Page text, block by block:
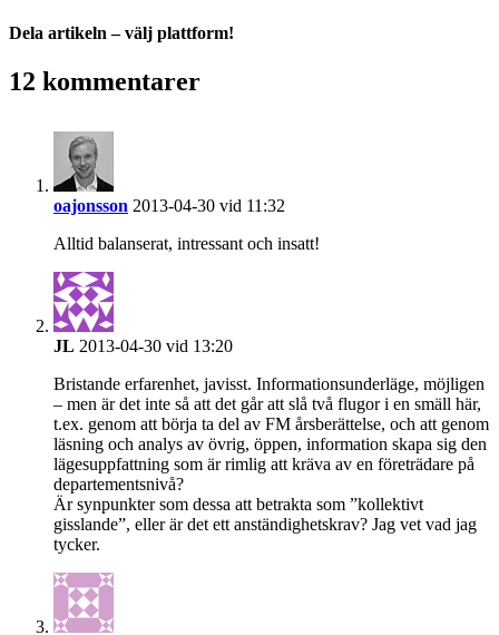
Dela artikeln – välj plattform!
Facebook
X
Reddit
LinkedIn
WhatsApp
Tumblr
Pinterest
Vk
E-
post
12 kommentarer
oajonsson 2013-04-30 vid 11:32
Alltid balanserat, intressant och insatt!
JL 2013-04-30 vid 13:20
Bristande erfarenhet, javisst. Informationsunderläge, möjligen
– men är det inte så att det går att slå två flugor i en smäll här,
t.ex. genom att börja ta del av FM årsberättelse, och att genom
läsning och analys av övrig, öppen, information skapa sig den
lägesuppfattning som är rimlig att kräva av en företrädare på
departementsnivå?
Är synpunkter som dessa att betrakta som ”kollektivt
gisslande”, eller är det ett anständighetskrav? Jag vet vad jag
tycker.